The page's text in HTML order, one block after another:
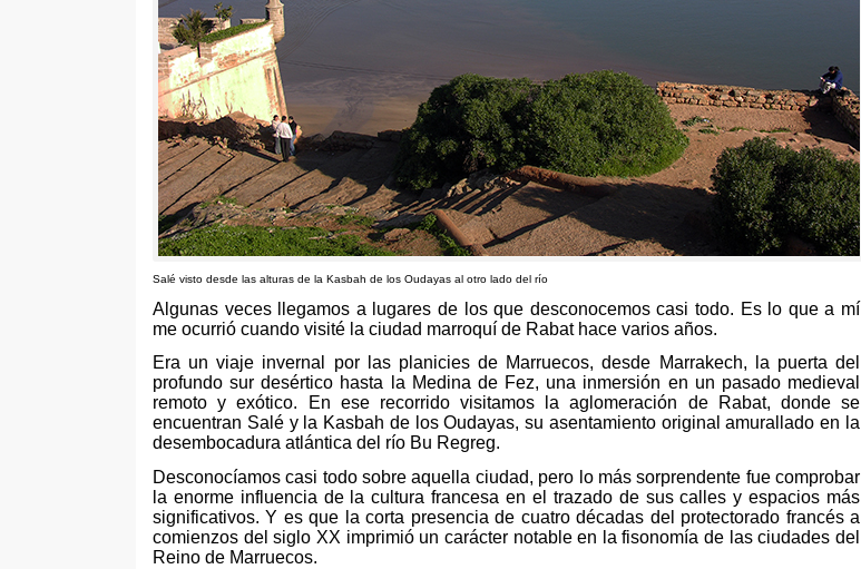
Salé visto desde las alturas de la Kasbah de los Oudayas al otro lado del río
Algunas veces llegamos a lugares de los que desconocemos casi todo. Es lo que a mí
me ocurrió cuando visité la ciudad marroquí de Rabat hace varios años.
Era un viaje invernal por las planicies de Marruecos,desde Marrakech,
la puerta del
profundo sur desértico hasta la Medina de Fez, una inmersión en un pasado medieval
remoto y exótico. En ese recorrido visitamos la aglomeración de Rabat, donde se
encuentran Salé y la Kasbah de los Oudayas,su asentamiento original amurallado en la
desembocadura atlántica del río Bu Regreg.
Desconocíamos casi todo sobre aquella ciudad, pero lo más sorprendente fue comprobar
la enorme influencia de la cultura francesa en el trazado de sus calles y espacios más
significativos.Y es que la corta presencia de cuatro décadas del protectorado francés a
comienzos del siglo XX imprimió un carácter notable en la fisonomía de las ciudades del
Reino de Marruecos.